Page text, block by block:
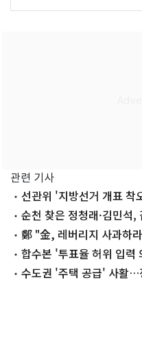
관련 기사
선관위 '지방선거 개표
없어"
순천 찾은 정청래·김민석
방 鄭 "金, 레버리지 사과하
제 닮아가는 鄭" (종합)
합수본 '투표율 허위 입력
(종합)
수도권 '주택 공급' 사활…